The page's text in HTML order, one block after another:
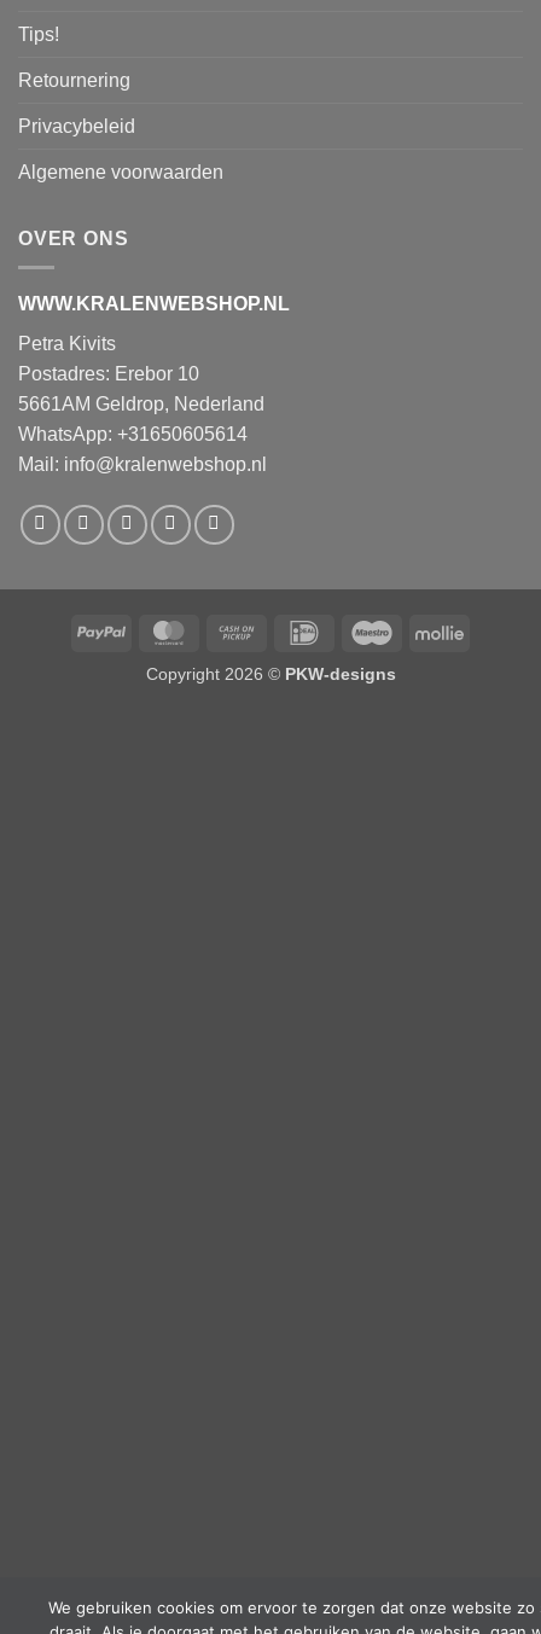
Tips!
Retournering
Privacybeleid
Algemene voorwaarden
OVER ONS
WWW.KRALENWEBSHOP.NL
Petra Kivits
Postadres: Erebor 10
5661AM Geldrop, Nederland
WhatsApp: +31650605614
Mail: info@kralenwebshop.nl
PayPal MasterCardCash
Pickup
IDeal Maestro Mollie
Copyright 2026 © PKW-designs
We gebruiken cookies om ervoor te zorgen dat onze website zo